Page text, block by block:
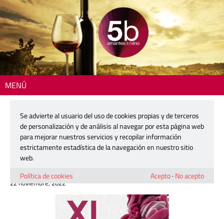
MENÚ
de la Virgen de Yecla
El Concurso de Catadores Amateur
llega a las Fiestas de la Virgen de
Yecla
22 noviembre, 2022
Se advierte al usuario del uso de cookies propias y de terceros
de personalización y de análisis al navegar por esta página web
para mejorar nuestros servicios y recopilar información
estrictamente estadística de la navegación en nuestro sitio
web.
Política de cookies
Acepto· No acepto